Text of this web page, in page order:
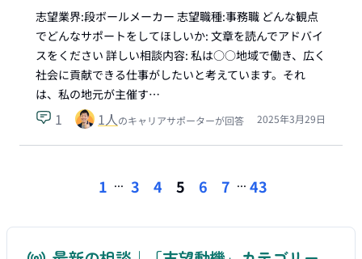
志望業界:段ボールメーカー 志望職種:事務職 どんな観点
でどんなサポートをしてほしいか: 文章を読んでアドバイ
スをください 詳しい相談内容: 私は○○地域で働き、広く
社会に貢献できる仕事がしたいと考えています。それ
は、私の地元が主催す…
1 1人のキャリアサポーターが回答 2025年3月29日
1 ... 3 4 5 6 7 ... 43